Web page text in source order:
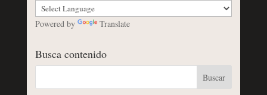
Powered by Translate
Busca contenido